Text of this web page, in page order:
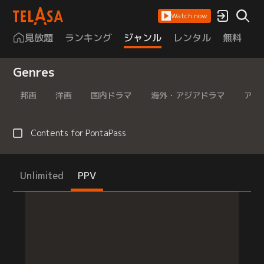
Watch now
見放題 ランキング ジャンル レンタル 無料
Genres
邦画 洋画 国内ドラマ 海外・アジアドラマ アニ
Contents for PontaPass
Unlimited PPV